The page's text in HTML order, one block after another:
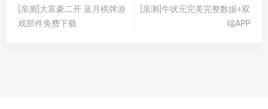
[亲测]大富豪二开 蓝月棋牌游
戏部件免费下载
[亲测]牛状元完美完整数据+双
端APP